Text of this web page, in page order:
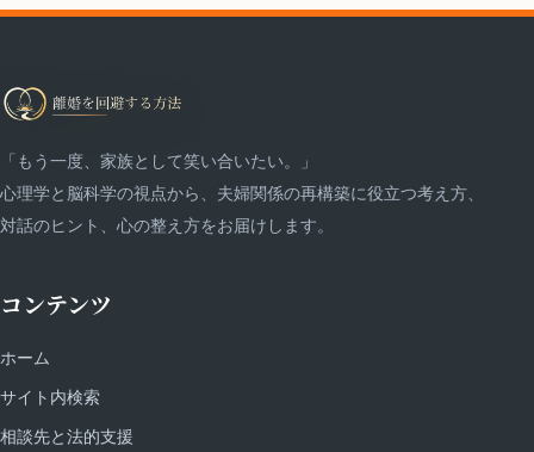
「もう一度、家族として笑い合いたい。」
心理学と脳科学の視点から、夫婦関係の再構築に役立つ考え方、
対話のヒント、心の整え方をお届けします。
コンテンツ
ホーム
サイト内検索
相談先と法的支援